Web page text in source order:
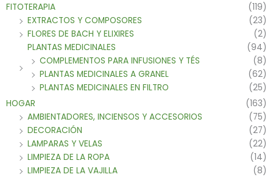
FITOTERAPIA
(119)
EXTRACTOS Y COMPOSORES
(23)
FLORES DE BACH Y ELIXIRES
(2)
PLANTAS MEDICINALES
(94)
COMPLEMENTOS PARA INFUSIONES Y TÉS
(8)
PLANTAS MEDICINALES A GRANEL
(62)
PLANTAS MEDICINALES EN FILTRO
(25)
HOGAR
(163)
AMBIENTADORES, INCIENSOS Y ACCESORIOS
(75)
DECORACIÓN
(27)
LAMPARAS Y VELAS
(22)
LIMPIEZA DE LA ROPA
(14)
LIMPIEZA DE LA VAJILLA
(8)